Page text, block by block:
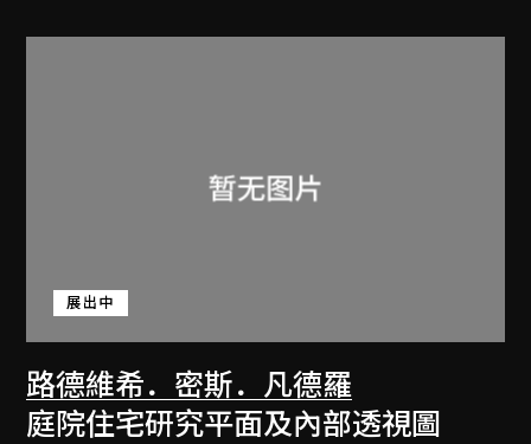
路德維希．密斯．凡德羅
展出中
庭院住宅研究平面及內部透視圖